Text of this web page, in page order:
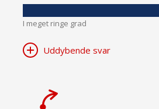
I meget ringe grad
Uddybende svar